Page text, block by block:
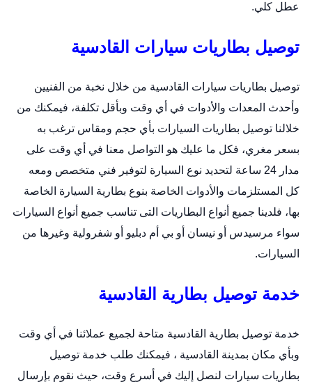
عطل كلي.
توصيل بطاريات سيارات القادسية
توصيل بطاريات سيارات القادسية من خلال نخبة من الفنيين
وأحدث المعدات والأدوات في أي وقت وبأقل تكلفة، فيمكنك من
خلالنا توصيل بطاريات السيارات بأي حجم ومقاس ترغب به
بسعر مغري، فكل ما عليك هو التواصل معنا في أي وقت على
مدار 24 ساعة لتحديد نوع السيارة لتوفير فني متخصص ومعه
كل المستلزمات والأدوات الخاصة بنوع بطارية السيارة الخاصة
بها، فلدينا جميع أنواع البطاريات التى تناسب جميع أنواع السيارات
سواء مرسيدس أو نيسان أو بي أم دبليو أو شفرولية وغيرها من
السيارات.
خدمة توصيل بطارية القادسية
خدمة توصيل بطارية القادسية متاحة لجميع عملائنا في أي وقت
وبأي مكان بمدينة القادسية ، فيمكنك طلب خدمة توصيل
بطاريات سيارات لنصل إليك في أسرع وقت، حيث نقوم بإرسال